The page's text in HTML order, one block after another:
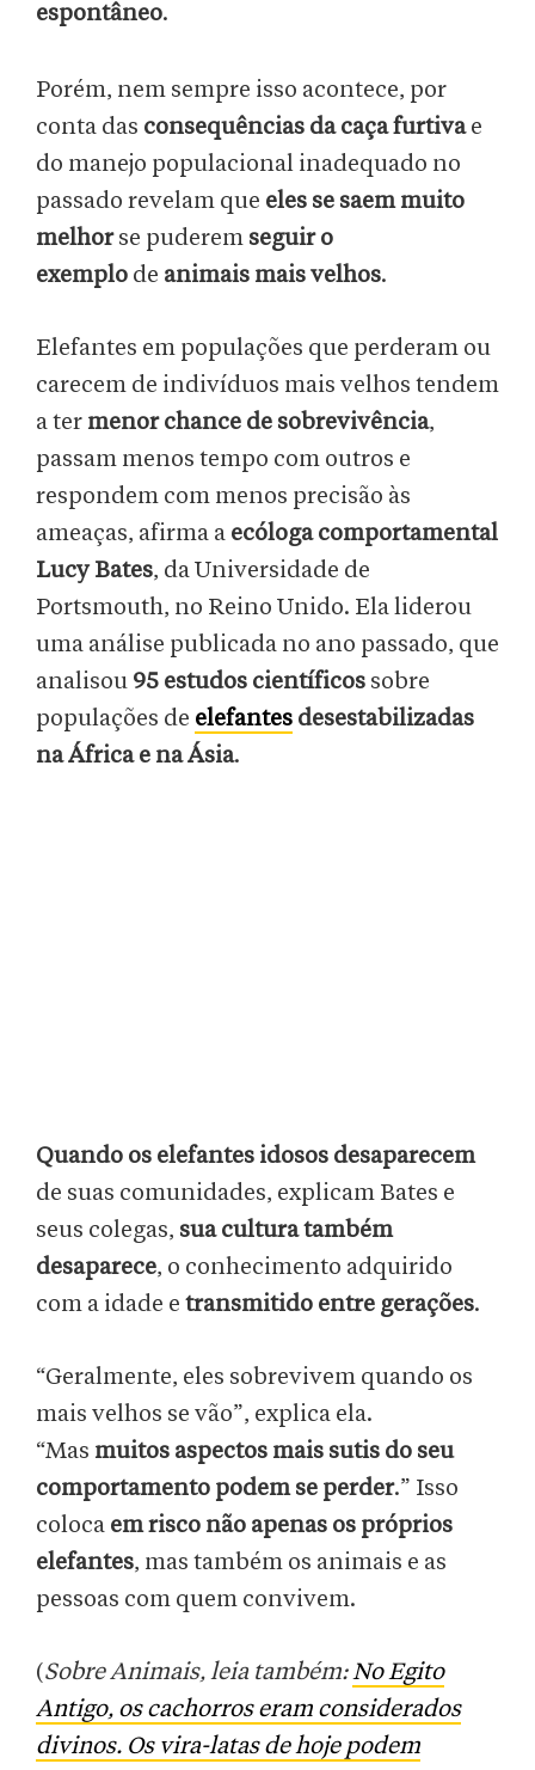
espontâneo.
Porém, nem sempre isso acontece, por
conta das consequências da caça furtivae
do manejo populacional inadequado no
passado revelam que eles se saem muito
melhorse puderem seguir o
exemplo de animais mais velhos.
Elefantes em populações que perderam ou
carecem de indivíduos mais velhos tendem
a ter menor chance de sobrevivência,
passam menos tempo com outros e
respondem com menos precisão às
ameaças, afirma a ecóloga comportamental
Lucy Bates, da Universidade de
Portsmouth, no Reino Unido. Ela liderou
uma análise publicada no ano passado, que
analisou 95 estudos científicos sobre
populações de elefantes desestabilizadas
na África e na Ásia.
Quando os elefantes idosos desaparecem
de suas comunidades, explicam Bates e
seus colegas, sua cultura também
desaparece, o conhecimento adquirido
com a idade e transmitido entre gerações.
“Geralmente, eles sobrevivem quando os
mais velhos se vão”, explica ela.
“Mas muitos aspectos mais sutis do seu
comportamento podem se perder.” Isso
coloca em risco não apenas os próprios
elefantes, mas também os animais e as
pessoas com quem convivem.
(Sobre Animais, leia também:No Egito
Antigo, os cachorros eram considerados
divinos. Os vira-latas de hoje podem